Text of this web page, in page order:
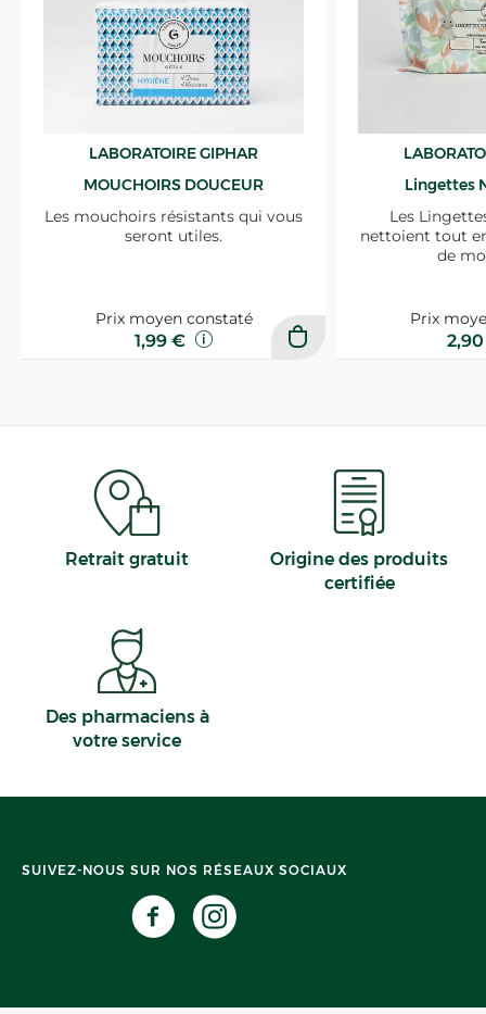
LABORATOIRE GIPHAR
MOUCHOIRS DOUCEUR
Les mouchoirs résistants qui vous
seront utiles.
Prix moyen constaté
1,99 €
Lingettes
Les
nettoient tout
de
Prix
Retrait gratuit
Origine des produits
certifiée
Des pharmaciens à
votre service
SUIVEZ-NOUS SUR NOS RÉSEAUX SOCIAUX